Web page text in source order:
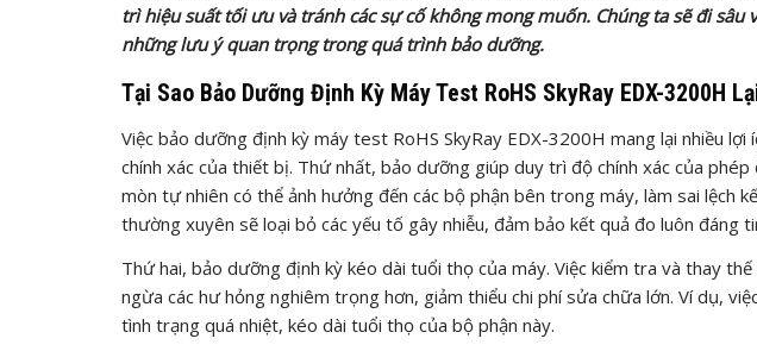
trì hiệu suất tối ưu và tránh các sự cố không mong muốn. Chúng ta sẽ đi sâu
những lưu ý quan trọng trong quá trình bảo dưỡng.
Tại Sao Bảo Dưỡng Định Kỳ Máy Test RoHS SkyRay EDX-3200H
Việc bảo dưỡng định kỳ máy test RoHS SkyRay EDX-3200H mang lại nhiều
chính xác của thiết bị. Thứ nhất, bảo dưỡng giúp duy trì độ chính xác của
mòn tự nhiên có thể ảnh hưởng đến các bộ phận bên trong máy, làm sai lệch
thường xuyên sẽ loại bỏ các yếu tố gây nhiễu, đảm bảo kết quả đo luôn đáng
Thứ hai, bảo dưỡng định kỳ kéo dài tuổi thọ của máy. Việc kiểm tra và thay
ngừa các hư hỏng nghiêm trọng hơn, giảm thiểu chi phí sửa chữa lớn. Ví dụ,
tình trạng quá nhiệt, kéo dài tuổi thọ của bộ phận này.